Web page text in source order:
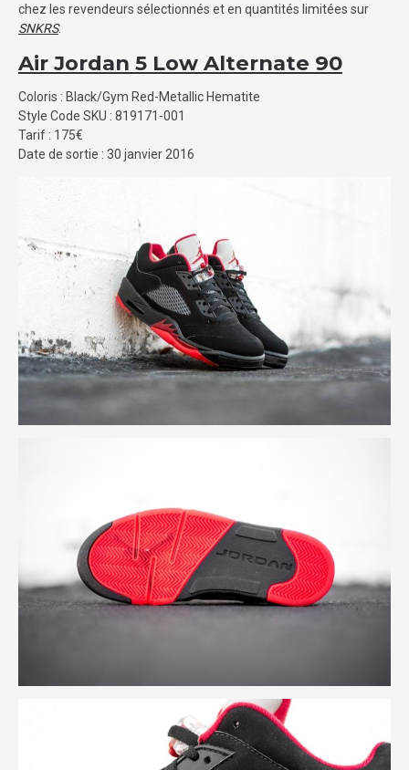
chez les revendeurs sélectionnés et en quantités limitées sur
SNKRS.
Air Jordan 5 Low Alternate 90
Coloris : Black/Gym Red-Metallic Hematite
Style Code SKU : 819171-001
Tarif : 175€
Date de sortie : 30 janvier 2016